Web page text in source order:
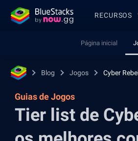
RECURSOS
Página inicial
Blog Jogos Cyber
Guias de Jogos
Tier list de